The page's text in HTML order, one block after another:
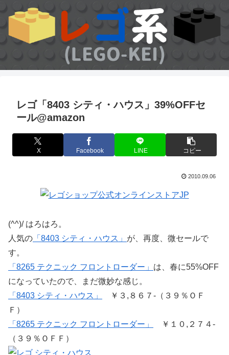
レゴ「8403 シティ・ハウス」39%OFFセ
ール@amazon
X Facebook LINE コピー
2010.09.06
(^^)/ はろはろ。
人気の 「8403 シティ・ハウス」 が、再度、微セールで
す。
「8265 テクニック フロントローダー」 は、春に55%OFF
になっていたので、まだ微妙な感じ。
「8403 シティ・ハウス」
￥３,８６７-（３９％ＯＦ
Ｆ）
「8265 テクニック フロントローダー」
￥１０,２７４-
（３９％ＯＦＦ）